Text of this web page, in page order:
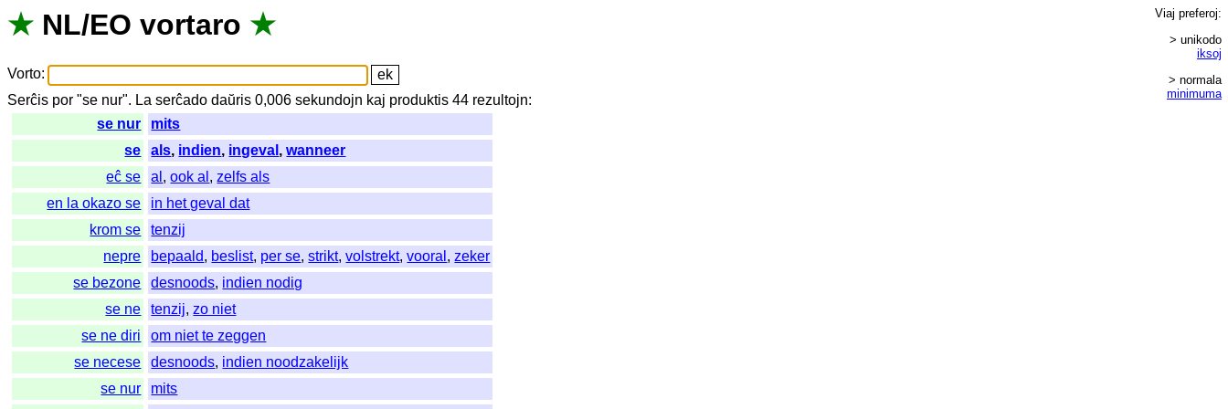
★ NL/EO vortaro ★
Vorto:
Serĉis por "se nur". La serĉado daŭris 0,006sekundojn kaj produktis 44 rezultojn:
se nur
mits
se
als, indien, ingeval ,wanneer
eĉ se
al ,ook al ,zelfs als
en la okazo se
in het geval dat
krom se
tenzij
nepre
bepaald, beslist, per se,strikt,volstrekt,vooral ,zeker
se bezone
desnoods, indien nodig
se ne
tenzij,zo niet
se ne diri
om niet te zeggen
se necese
desnoods, indien noodzakelijk
se nur
mits
Viaj preferoj:
> unikodo
iksoj
> normala
minimuma